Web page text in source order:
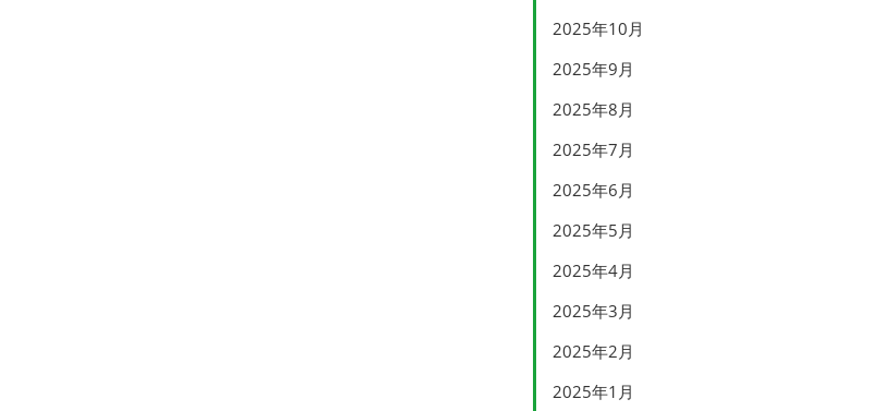
2025年10月
2025年9月
2025年8月
2025年7月
2025年6月
2025年5月
2025年4月
2025年3月
2025年2月
2025年1月